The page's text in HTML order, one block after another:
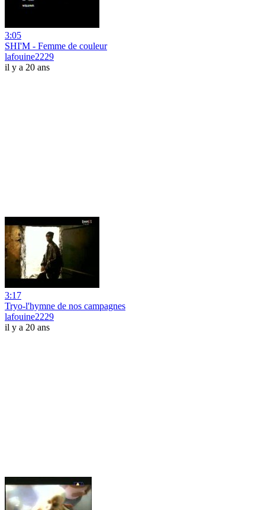
3:05
SHI'M - Femme de couleur
lafouine2229
il y a 20 ans
3:17
Tryo-l'hymne de nos campagnes
lafouine2229
il y a 20 ans